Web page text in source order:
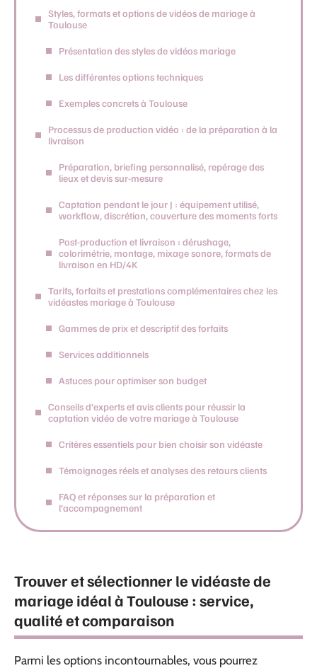
Styles, formats et options de vidéos de mariage à
Toulouse
Présentation des styles de vidéos mariage
Les différentes options techniques
Exemples concrets à Toulouse
Processus de production vidéo : de la préparation à la
livraison
Préparation, briefing personnalisé, repérage des
lieux et devis sur-mesure
Captation pendant le jour J : équipement utilisé,
workflow, discrétion, couverture des moments forts
Post-production et livraison : dérushage,
colorimétrie, montage, mixage sonore, formats de
livraison en HD/4K
Tarifs, forfaits et prestations complémentaires chez les
vidéastes mariage à Toulouse
Gammes de prix et descriptif des forfaits
Services additionnels
Astuces pour optimiser son budget
Conseils d’experts et avis clients pour réussir la
captation vidéo de votre mariage à Toulouse
Critères essentiels pour bien choisir son vidéaste
Témoignages réels et analyses des retours clients
FAQ et réponses sur la préparation et
l’accompagnement
Trouver et sélectionner le vidéaste de
mariage idéal à Toulouse : service,
qualité et comparaison
Parmi les options incontournables, vous pourrez